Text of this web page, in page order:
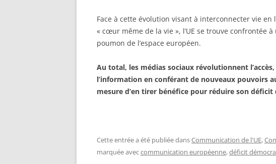
Face à cette évolution visant à interconnecter vie
« cœur même de la vie », l’UE se trouve confrontée
poumon de l’espace européen.
Au total, les médias sociaux révolutionnent
l’information en conférant de nouveaux pouvoirs
mesure d’en tirer bénéfice pour réduire son déficit
Cette entrée a été publiée dansCommunication de l'UE,
marquée aveccommunication européenne,déficit